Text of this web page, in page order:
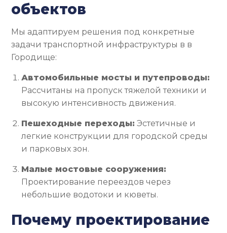
объектов
Мы адаптируем решения под конкретные
задачи транспортной инфраструктуры в в
Городище:
Автомобильные мосты и путепроводы:
Рассчитаны на пропуск тяжелой техники и
высокую интенсивность движения.
Пешеходные переходы: Эстетичные и
легкие конструкции для городской среды
и парковых зон.
Малые мостовые сооружения:
Проектирование переездов через
небольшие водотоки и кюветы.
Почему проектирование